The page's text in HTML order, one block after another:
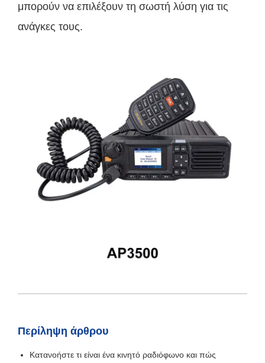
μπορούν να επιλέξουν τη σωστή λύση για τις
ανάγκες τους.
Περίληψη άρθρου
Κατανοήστε τι είναι ένα κινητό ραδιόφωνο και πώς